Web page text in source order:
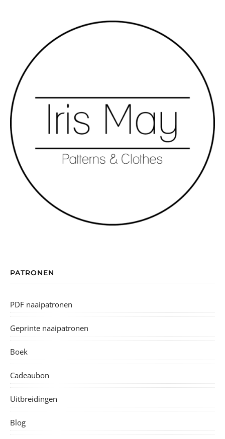
PATRONEN
PDF naaipatronen
Geprinte naaipatronen
Boek
Cadeaubon
Uitbreidingen
Blog